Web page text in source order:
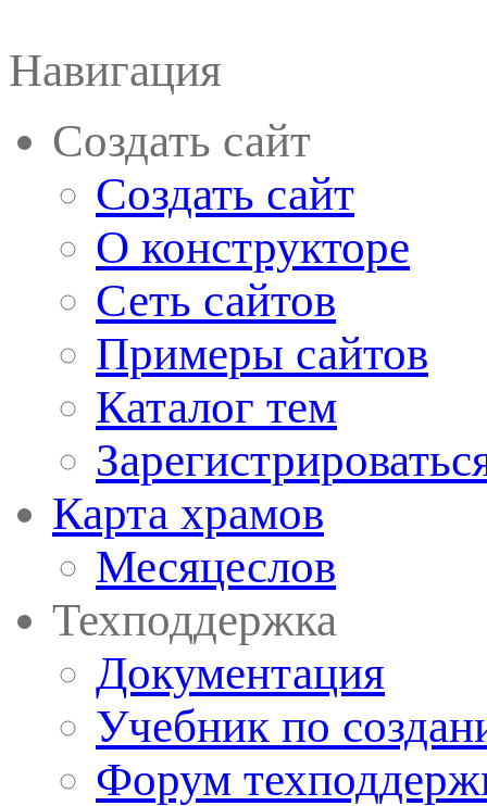
Навигация
Создать сайт
Создать сайт
О конструкторе
Сеть сайтов
Примеры сайтов
Каталог тем
Карта храмов
Месяцеслов
Техподдержка
Документация
Учебник по
Форум